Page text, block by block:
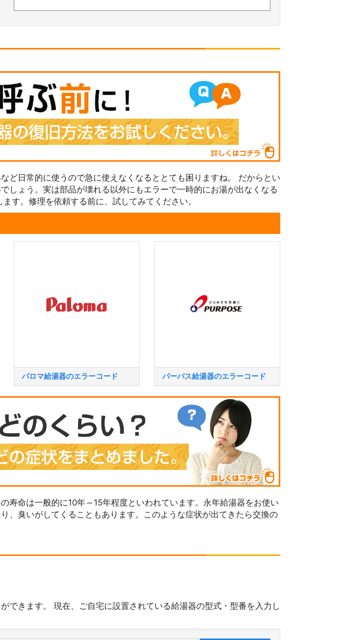
ど日常的に使うので急に使えなくなるととても困りますね。 だからとい
しょう。実は部品が壊れる以外にもエラーで一時的にお湯が出なくなる
す。修理を依頼する前に、試してみてください。
パロマ給湯器のエラーコード パーパス給湯器のエラーコード
寿命は一般的に10年～15年程度といわれています。永年給湯器をお使い
、臭いがしてくることもあります。このような症状が出てきたら交換の
できます。 現在、ご自宅に設置されている給湯器の型式・型番を入力し